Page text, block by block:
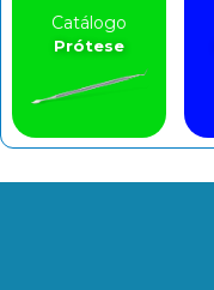
Catálogo
Prótese